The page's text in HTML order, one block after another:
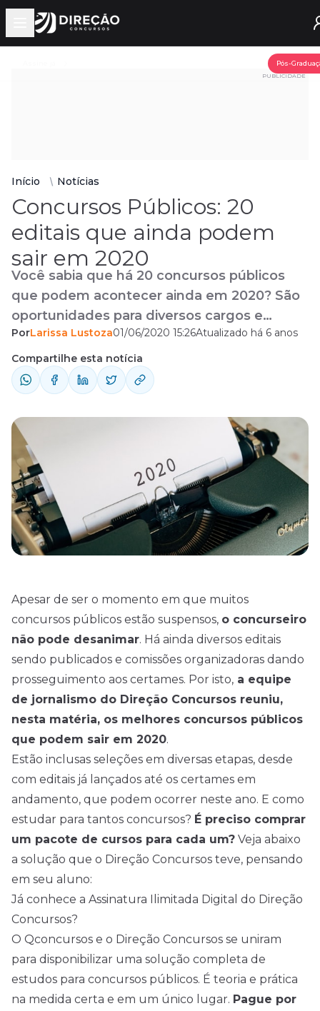
Open main menu
Pós-
PUBLICIDADE
Início Notícias
Concursos Públicos: 20
editais que ainda podem
sair em 2020
Você sabia que há 20 concursos públicos
que podem acontecer ainda em 2020? São
oportunidades para diversos cargos e
remunerações até R$ 32 mil.
PorLarissa Lustoza01/06/2020 15:26Atualizado há 6 anos
Compartilhe esta notícia
Apesar de ser o momento em que muitos
concursos públicos estão suspensos, o concurseiro
não pode desanimar. Há ainda diversos editais
sendo publicados e comissões organizadoras dando
prosseguimento aos certames. Por isto, a equipe
de jornalismo do Direção Concursos reuniu,
nesta matéria, os melhores concursos públicos
que podem sair em 2020.
Estão inclusas seleções em diversas etapas, desde
com editais já lançados até os certames em
andamento, que podem ocorrer neste ano. E como
estudar para tantos concursos? É preciso comprar
um pacote de cursos para cada um? Veja abaixo
a solução que o Direção Concursos teve, pensando
em seu aluno:
Já conhece a Assinatura Ilimitada Digital do Direção
Concursos?
O Qconcursos e o Direção Concursos se uniram
para disponibilizar uma solução completa de
estudos para concursos públicos. É teoria e prática
na medida certa e em um único lugar. Pague por